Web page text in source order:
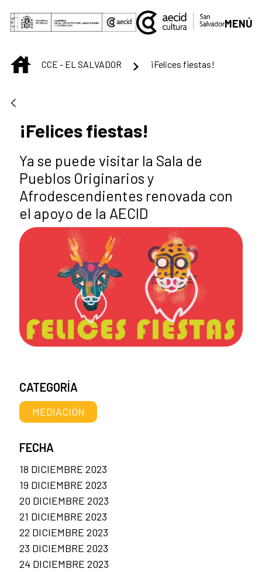
Saltar al contenido principal
MENÚ
INICIOCCE - EL SALVADOR ¡Felices fiestas!
¡Felices fiestas!
Ya se puede visitar la Sala de
Pueblos Originarios y
Afrodescendientes renovada con
el apoyo de la AECID
CATEGORÍA
MEDIACIÓN
FECHA
18 DICIEMBRE 2023
19 DICIEMBRE 2023
20 DICIEMBRE 2023
21 DICIEMBRE 2023
22 DICIEMBRE 2023
23 DICIEMBRE 2023
24 DICIEMBRE 2023